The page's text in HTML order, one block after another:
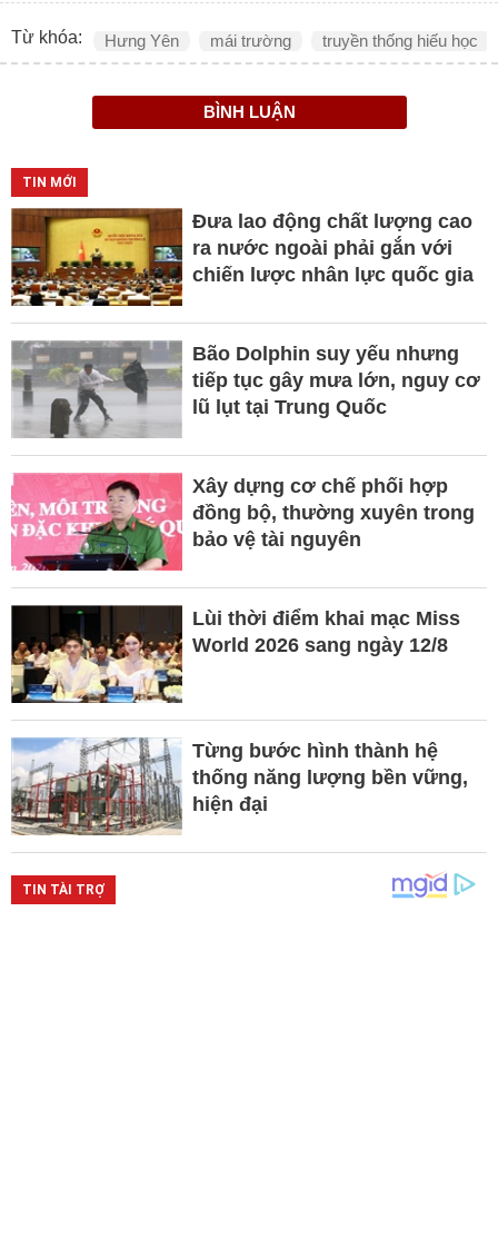
Từ khóa: Hưng Yên mái trường truyền thống hiếu học
BÌNH LUẬN
TIN MỚI
Đưa lao động chất lượng cao
ra nước ngoài phải gắn với
chiến lược nhân lực quốc gia
Bão Dolphin suy yếu nhưng
tiếp tục gây mưa lớn, nguy cơ
lũ lụt tại Trung Quốc
Xây dựng cơ chế phối hợp
đồng bộ, thường xuyên trong
bảo vệ tài nguyên
Lùi thời điểm khai mạc Miss
World 2026 sang ngày 12/8
Từng bước hình thành hệ
thống năng lượng bền vững,
hiện đại